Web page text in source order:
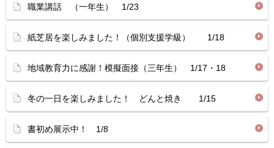
職業講話 （一年生） 1/23
紙芝居を楽しみました！（個別支援学級） 1/18
地域教育力に感謝！模擬面接（三年生） 1/17・18
冬の一日を楽しみました！ どんと焼き 1/15
書初め展示中！ 1/8